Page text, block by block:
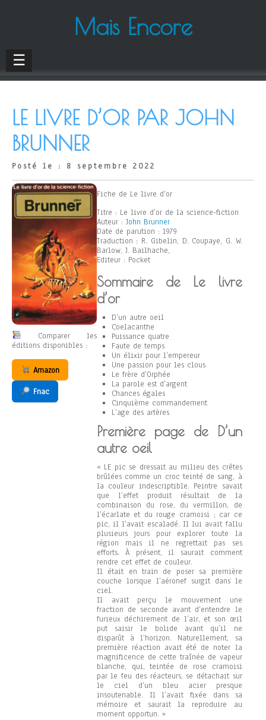
Mais Encore
☰
LE LIVRE D’OR PAR JOHN
BRUNNER
Posté le : 8 septembre 2022
Comparer les
éditions disponibles :
Amazon
Fnac
Fiche de Le livre d’or
Titre : Le livre d’or de la science-fiction
Auteur : John Brunner
Date de parution : 1979
Traduction : R. Gibelin, D. Coupaye, G. W.
Barlow, J. Bailhache,
Editeur : Pocket
Sommaire de Le livre
d’or
D’un autre oeil
Coelacanthe
Puissance quatre
Faute de temps
Un élixir pour l’empereur
Une passion pour les clous
Le frère d’Orphée
La parole est d’argent
Chances égales
Cinquième commandement
L’age des artères
Première page de D’un
autre oeil
« LE pic se dressait au milieu des crêtes
brûlées comme un croc teinté de sang, à
la couleur indescriptible. Peintre savait
que l’effet produit résultait de la
combinaison du rose, du vermillon, de
l’écarlate et du rouge cramoisi ; car ce
pic, il l’avait escaladé. Il lui avait fallu
plusieurs jours pour explorer toute la
région mais il ne regrettait pas ses
efforts. À présent, il saurait comment
rendre cet effet de couleur.
Il était en train de poser sa première
couche lorsque l’aéronef surgit dans le
ciel.
Il avait perçu le mouvement une
fraction de seconde avant d’entendre le
furieux déchirement de l’air, et son œil
put saisir le bolide avant qu’il ne
disparût à l’horizon. Naturellement, sa
première réaction avait été de noter la
magnificence de cette traînée de vapeur
blanche, qui, teintée de rose cramoisi
par le feu des réacteurs, se détachait sur
le ciel d’un bleu acier presque
insoutenable. Il l’avait fixée dans sa
mémoire et saurait la reproduire au
moment opportun. »